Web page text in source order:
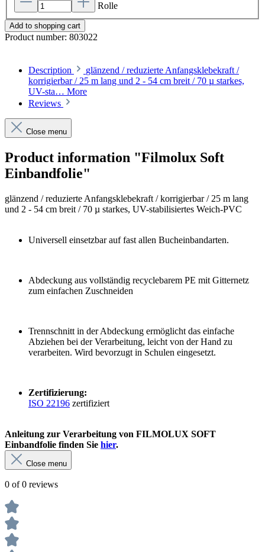
Rolle
Add to shopping cart
Product number: 803022
Description
glänzend / reduzierte Anfangsklebekraft /
korrigierbar / 25 m lang und 2 - 54 cm breit / 70 µ starkes,
UV-sta… More
Reviews
Close menu
Product information "Filmolux Soft
Einbandfolie"
glänzend /reduzierte Anfangsklebekraft / korrigierbar /25 m lang
und 2 - 54 cm breit / 70 µ starkes, UV-stabilisiertes Weich-PVC
Universell einsetzbar auf fast allen Bucheinbandarten.
Abdeckung aus vollständig recyclebarem PE mit Gitternetz
zum einfachen Zuschneiden
Trennschnitt in der Abdeckung ermöglicht das einfache
Abziehen bei der Verarbeitung, leicht von der Hand zu
verarbeiten. Wird bevorzugt in Schulen eingesetzt.
Zertifizierung:
ISO 22196 zertifiziert
Anleitung zur Verarbeitung von FILMOLUX SOFT
Einbandfolie finden Sie hier.
Close menu
0 of 0 reviews